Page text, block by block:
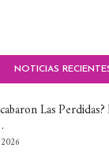
NOTICIAS
Las